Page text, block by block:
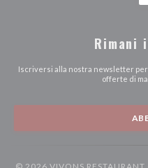
Rimani
Iscriversi alla nostra newsletter
offerte di